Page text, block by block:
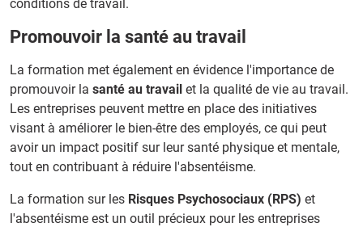
conditions de travail.
Promouvoir la santé au travail
La formation met également en évidence l'importance de
promouvoir la santé au travail et la qualité de vie au travail.
Les entreprises peuvent mettre en place des initiatives
visant à améliorer le bien-être des employés, ce qui peut
avoir un impact positif sur leur santé physique et mentale,
tout en contribuant à réduire l'absentéisme.
La formation sur les Risques Psychosociaux (RPS) et
l'absentéisme est un outil précieux pour les entreprises